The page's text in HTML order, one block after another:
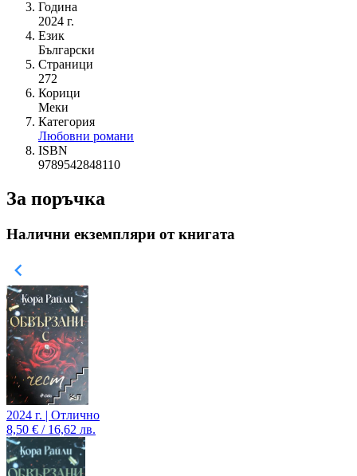
Година
2024 г.
Език
Български
Страници
272
Корици
Меки
Категория
Любовни романи
ISBN
9789542848110
За поръчка
Налични екземпляри от книгата
2024 г. | Отлично
8,50 € / 16,62 лв.